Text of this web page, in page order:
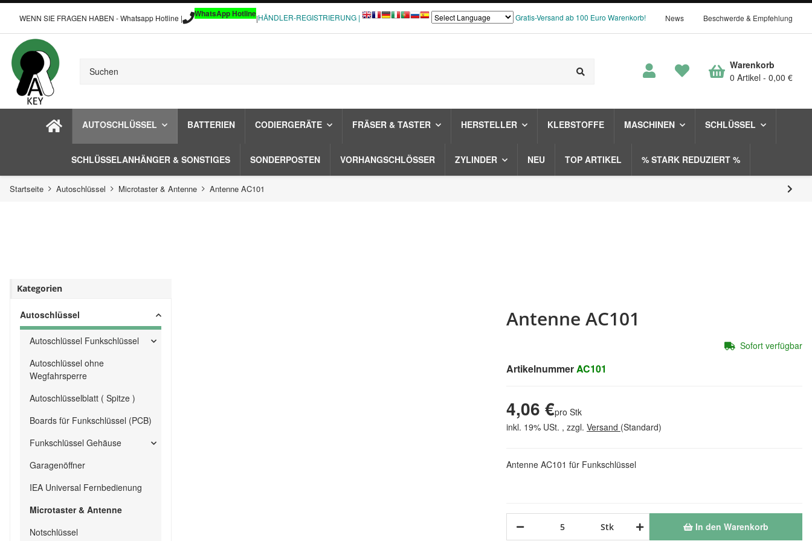
WENN SIE FRAGEN HABEN - Whatsapp Hotline | WhatsApp Hotline|HÄNDLER-REGISTRIERUNG | Gratis-Versand ab 100 Euro Warenkorb! News Beschwerde & Empfehlung
AUTOSCHLÜSSEL BATTERIEN CODIERGERÄTE FRÄSER & TASTER HERSTELLER KLEBSTOFFE MASCHINEN SCHLÜSSEL
SCHLÜSSELANHÄNGER & SONSTIGES SONDERPOSTEN VORHANGSCHLÖSSER ZYLINDER NEU TOP ARTIKEL % STARK REDUZIERT %
Warenkorb
0 Artikel
0,00 €
Startseite Autoschlüssel Microtaster & Antenne Antenne AC101
Antenne AC101
ArtikelnummerAC101
Antenne AC101 für Funkschlüssel
4,06 €pro Stk
inkl. 19% USt. , zzgl. Versand (Standard)
Stk In den Warenkorb
Sofort verfügbar
Kategorien
Autoschlüssel
Autoschlüssel Funkschlüssel
Autoschlüssel ohne
Wegfahrsperre
Autoschlüsselblatt ( Spitze )
Boards für Funkschlüssel (PCB)
Funkschlüssel Gehäuse
Garagenöffner
IEA Universal Fernbedienung
Microtaster & Antenne
Notschlüssel